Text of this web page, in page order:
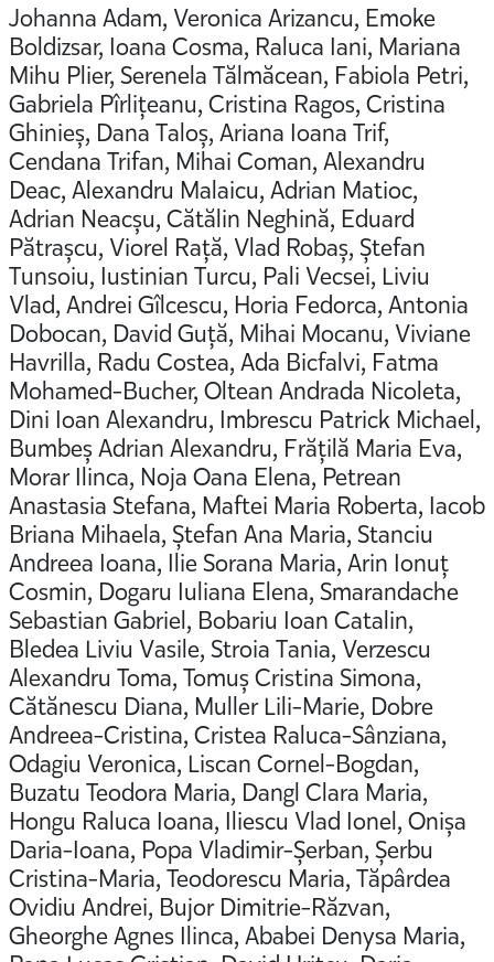
Johanna Adam, Veronica Arizancu, Emoke
Boldizsar, Ioana Cosma, Raluca Iani, Mariana
Mihu Plier, Serenela Tălmăcean, Fabiola Petri,
Gabriela Pîrlițeanu, Cristina Ragos, Cristina
Ghinieș, Dana Taloș, Ariana Ioana Trif,
Cendana Trifan, Mihai Coman, Alexandru
Deac, Alexandru Malaicu, Adrian Matioc,
Adrian Neacșu, Cătălin Neghină, Eduard
Pătrașcu, Viorel Rață, Vlad Robaș, Ștefan
Tunsoiu, Iustinian Turcu, Pali Vecsei, Liviu
Vlad, Andrei Gîlcescu, Horia Fedorca, Antonia
Dobocan, David Guță, Mihai Mocanu, Viviane
Havrilla, Radu Costea, Ada Bicfalvi, Fatma
Mohamed-Bucher, Oltean Andrada Nicoleta,
Dini Ioan Alexandru, Imbrescu Patrick Michael,
Bumbeș Adrian Alexandru, Frățilă Maria Eva,
Morar Ilinca, Noja Oana Elena, Petrean
Anastasia Stefana, Maftei Maria Roberta, Iacob
Briana Mihaela, Ștefan Ana Maria, Stanciu
Andreea Ioana, Ilie Sorana Maria, Arin Ionuț
Cosmin, Dogaru Iuliana Elena, Smarandache
Sebastian Gabriel, Bobariu Ioan Catalin,
Bledea Liviu Vasile, Stroia Tania, Verzescu
Alexandru Toma, Tomuș Cristina Simona,
Cătănescu Diana, Muller Lili-Marie, Dobre
Andreea-Cristina, Cristea Raluca-Sânziana,
Odagiu Veronica, Liscan Cornel-Bogdan,
Buzatu Teodora Maria, Dangl Clara Maria,
Hongu Raluca Ioana, Iliescu Vlad Ionel, Onișa
Daria-Ioana, Popa Vladimir-Șerban, Șerbu
Cristina-Maria, Teodorescu Maria, Tăpârdea
Ovidiu Andrei, Bujor Dimitrie-Răzvan,
Gheorghe Agnes Ilinca, Ababei Denysa Maria,